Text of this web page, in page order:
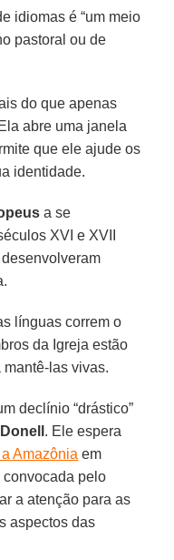
idiomas é “um meio
pastoral ou de
do que apenas
abre uma janela
que ele ajude os
identidade.
a se
XVI e XVII
línguas correm o
da Igreja estão
las vivas.
declínio “drástico”
. Ele espera
Amazônia em
convocada pelo
a atenção para as
aspectos das